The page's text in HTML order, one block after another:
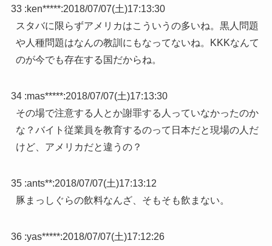
33 :ken*****:2018/07/07(土)17:13:30
スタバに限らずアメリカはこういうの多いね。黒人問題
や人種問題はなんの教訓にもなってないね。KKKなんて
のが今でも存在する国だからね。
34 :mas*****:2018/07/07(土)17:13:30
その場で注意する人とか謝罪する人っていなかったのか
な？バイト従業員を教育するのって日本だと現場の人だ
けど、アメリカだと違うの？
35 :ants**:2018/07/07(土)17:13:12
豚まっしぐらの飲料なんざ、そもそも飲まない。
36 :yas*****:2018/07/07(土)17:12:26